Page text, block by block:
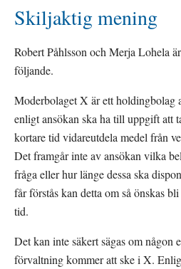
Skiljaktig mening
Robert Påhlsson och Merja Lohela
följande.
Moderbolaget X är ett holdingbolag
enligt ansökan ska ha till uppgift att
kortare tid vidareutdela medel från
Det framgår inte av ansökan vilka
fråga eller hur länge dessa ska
får förstås kan detta om så önskas
tid.
Det kan inte säkert sägas om någon
förvaltning kommer att ske i X.